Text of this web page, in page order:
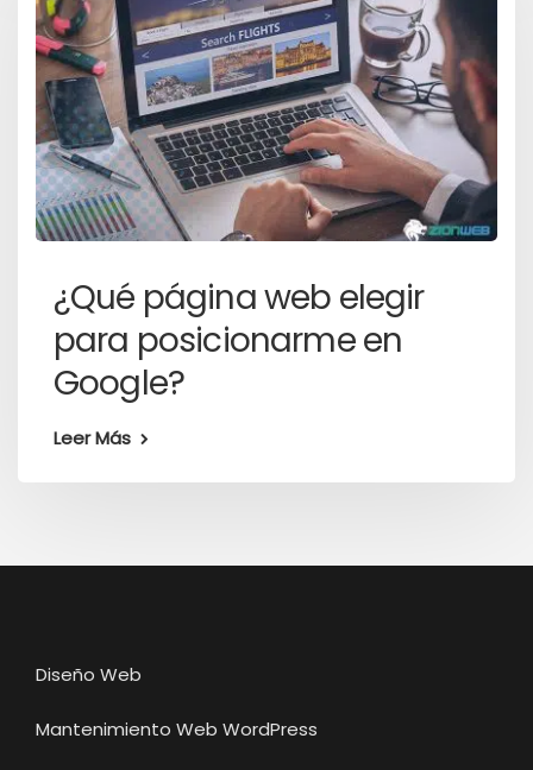
¿Qué página web elegir
para posicionarme en
Google?
Leer Más
Diseño Web
Mantenimiento Web WordPress